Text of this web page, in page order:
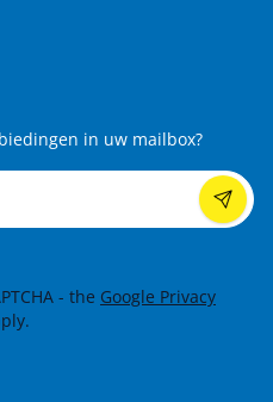
in uw mailbox?
- the Google Privacy